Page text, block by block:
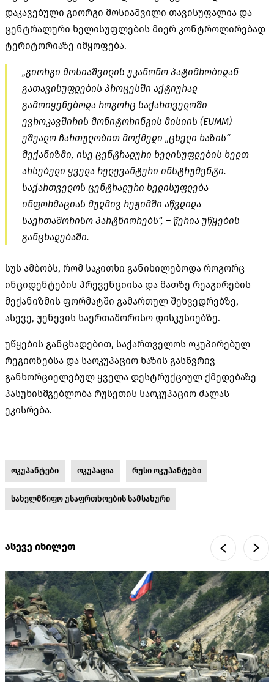
დაკავებული გიორგი მოსიაშვილი თავისუფალია და
ცენტრალური ხელისუფლების მიერ კონტროლირებად
ტერიტორიაზე იმყოფება.
„გიორგი მოსიაშვილის უკანონო პატიმრობიდან
გათავისუფლების პროცესში აქტიურად
გამოიყენებოდა როგორც საქართველოში
ევროკავშირის მონიტორინგის მისიის (EUMM)
უშუალო ჩართულობით მოქმედი „ცხელი ხაზის“
მექანიზმი, ისე ცენტრალური ხელისუფლების ხელთ
არსებული ყველა რელევანტური ინსტრუმენტი.
საქართველოს ცენტრალური ხელისუფლება
ინფორმაციას მუდმივ რეჟიმში აწვდიდა
საერთაშორისო პარტნიორებს“, – წერია უწყების
განცხადებაში.
სუს ამბობს, რომ საკითხი განიხილებოდა როგორც
ინციდენტების პრევენციისა და მათზე რეაგირების
მექანიზმის ფორმატში გამართულ შეხვედრებზე,
ასევე, ჟენევის საერთაშორისო დისკუსიებზე.
უწყების განცხადებით, საქართველოს ოკუპირებულ
რეგიონებსა და საოკუპაციო ხაზის გასწვრივ
განხორციელებულ ყველა დესტრუქციულ ქმედებაზე
პასუხისმგებლობა რუსეთის საოკუპაციო ძალას
ეკისრება.
ოკუპანტები ოკუპაცია რუსი ოკუპანტები
სახელმწიფო უსაფრთხოების სამსახური
ასევე იხილეთ